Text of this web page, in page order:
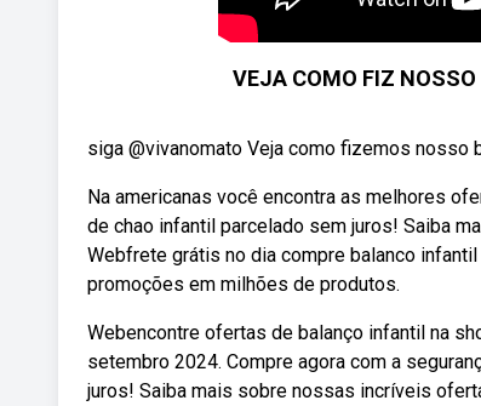
VEJA COMO FIZ NOSSO
siga @vivanomato Veja como fizemos nosso
Na americanas você encontra as melhores
de chao infantil parcelado sem juros! Saiba
Webfrete grátis no dia compre balanco
promoções em milhões de produtos.
Webencontre ofertas de balanço infantil na
setembro 2024. Compre agora com a
juros! Saiba mais sobre nossas incríveis